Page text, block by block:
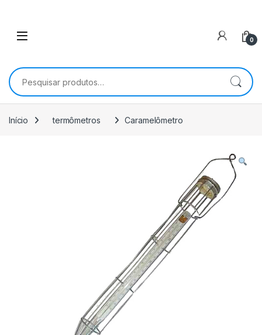
0
Pesquisar por:
Início termômetros Caramelômetro